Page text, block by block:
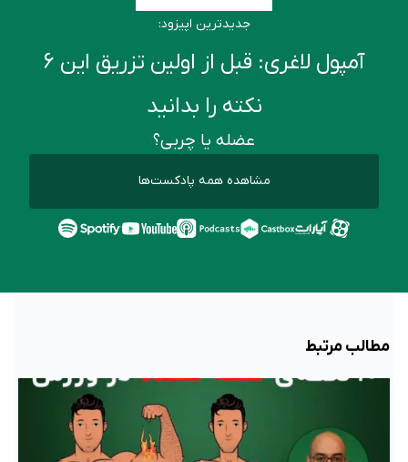
جدیدترین اپیزود:
آمپول لاغری: قبل از اولین تزریق این ۶
نکته را بدانید
عضله یا چربی؟
مشاهده همه پادکست‌ها
مطالب مرتبط